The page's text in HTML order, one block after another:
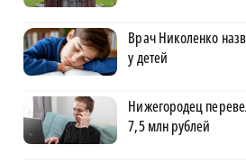
Врач Николенко
у детей
Нижегородец
7,5 млн рублей